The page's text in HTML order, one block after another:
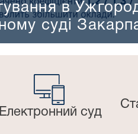
08.06.2026
Електронний суд